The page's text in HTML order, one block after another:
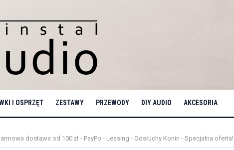
I OSPRZĘT ZESTAWY PRZEWODY DIY AUDIO AKCESORIA
dostawa od 100 zł - PayPo - Leasing - Odsłuchy Konin - Specjalna oferta!